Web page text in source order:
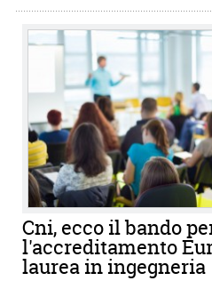
Cni, ecco il bando
l'accreditamento
laurea in ingegneria